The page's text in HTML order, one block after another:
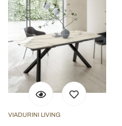
VIADURINI LIVING